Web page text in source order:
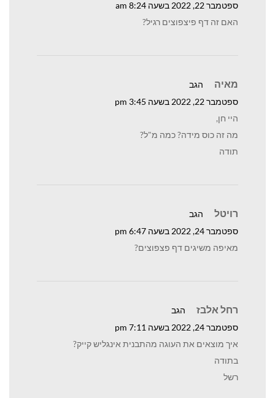
ספטמבר 22, 2022 בשעה 8:24 am
האם זה דף פיצפוצים רגיל?
מאיה
הגב
ספטמבר 22, 2022 בשעה 3:45 pm
היי חן,
מה זה כוס מידה? כמה מ"ל?
תודה
רויטל
הגב
ספטמבר 24, 2022 בשעה 6:47 pm
מאיפה משיגים דף פצפוצים?
רחל אלבז
הגב
ספטמבר 24, 2022 בשעה 7:11 pm
איך מוצאים את העוגה מהתבנית אינגליש קייק?
בתודה
רשל